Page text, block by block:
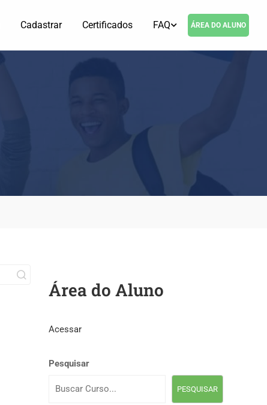
Cadastrar Certificados FAQ ÁREA DO ALUNO
Área do Aluno
Acessar
Pesquisar
PESQUISAR